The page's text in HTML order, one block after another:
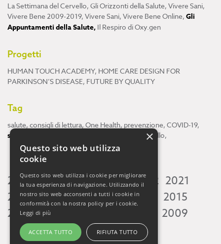
La Settimana del Cervello, Gli Orizzonti della Salute, Vivere Sani,
Vivere Bene 2009-2019, Vivere Sani, Vivere Bene Online, Gli
Appuntamenti della Salute, Il Respiro di Oxy.gen
Progetti
HUMAN TOUCH ACADEMY, HOME CARE DESIGN FOR
PARKINSON’S DISEASE, FUTURE BY QUALITY
Tag
salute, consigli di lettura, One Health, prevenzione, COVID-19,
scienza cervello,
2026 2025 2024 2023 2022 2021
2020 2019 2018 2017 2016
2015
2014 2013 2009
×
Questo sito web utilizza
cookie
Questo sito web utilizza i cookie per migliorare
la tua esperienza di navigazione. Utilizzando il
nostro sito web acconsenti a tutti i cookie in
conformità con la nostra policy per i cookie.
Leggi di più
ACCETTA TUTTO RIFIUTA TUTTO